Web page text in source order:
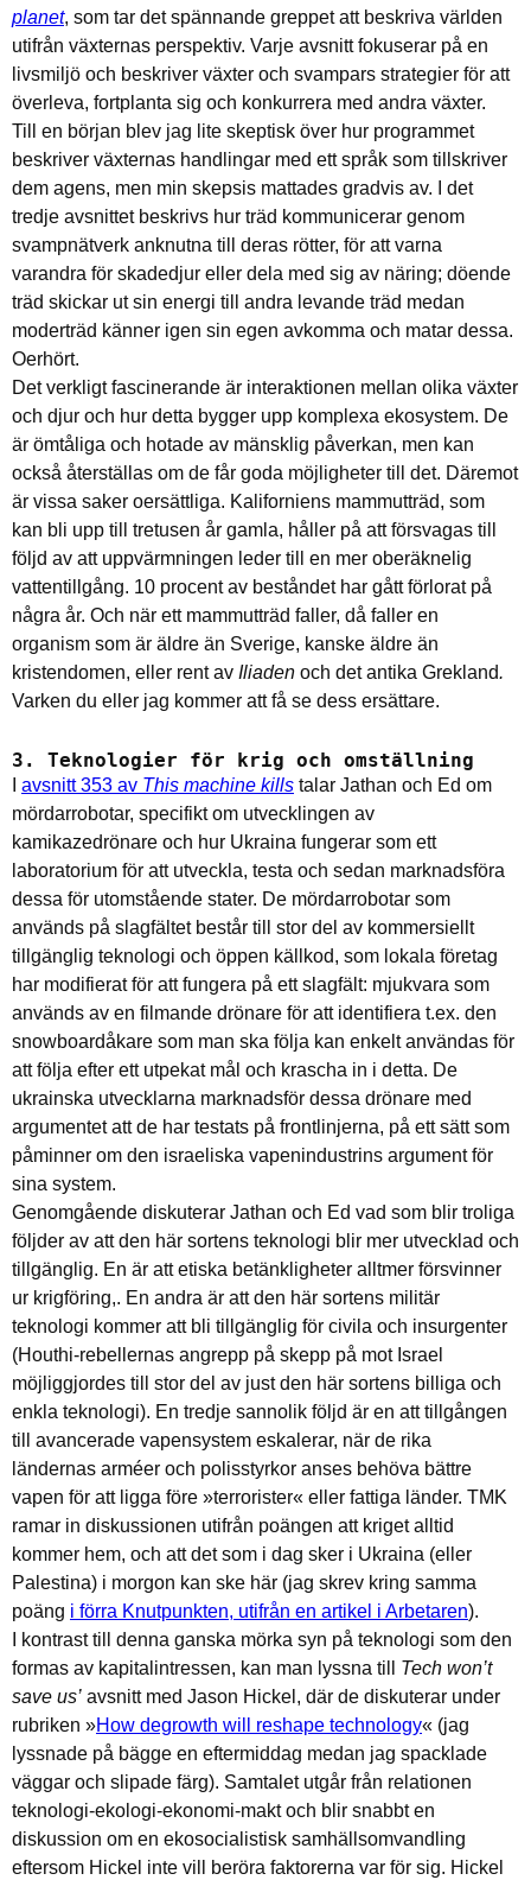
planet, som tar det spännande greppet att beskriva världen
utifrån växternas perspektiv. Varje avsnitt fokuserar på en
livsmiljö och beskriver växter och svampars strategier för att
överleva, fortplanta sig och konkurrera med andra växter.
Till en början blev jag lite skeptisk över hur programmet
beskriver växternas handlingar med ett språk som tillskriver
dem agens, men min skepsis mattades gradvis av. I det
tredje avsnittet beskrivs hur träd kommunicerar genom
svampnätverk anknutna till deras rötter, för att varna
varandra för skadedjur eller dela med sig av näring; döende
träd skickar ut sin energi till andra levande träd medan
moderträd känner igen sin egen avkomma och matar dessa.
Oerhört.
Det verkligt fascinerande är interaktionen mellan olika växter
och djur och hur detta bygger upp komplexa ekosystem. De
är ömtåliga och hotade av mänsklig påverkan, men kan
också återställas om de får goda möjligheter till det. Däremot
är vissa saker oersättliga. Kaliforniens mammutträd, som
kan bli upp till tretusen år gamla, håller på att försvagas till
följd av att uppvärmningen leder till en mer oberäknelig
vattentillgång. 10 procent av beståndet har gått förlorat på
några år. Och när ett mammutträd faller, då faller en
organism som är äldre än Sverige, kanske äldre än
kristendomen, eller rent av Iliaden och det antika Grekland.
Varken du eller jag kommer att få se dess ersättare.
3. Teknologier för krig och omställning
avsnitt 353 av This machine kills talar Jathan och Ed om
mördarrobotar, specifikt om utvecklingen av
kamikazedrönare och hur Ukraina fungerar som ett
laboratorium för att utveckla, testa och sedan marknadsföra
dessa för utomstående stater. De mördarrobotar som
används på slagfältet består till stor del av kommersiellt
tillgänglig teknologi och öppen källkod, som lokala företag
har modifierat för att fungera på ett slagfält: mjukvara som
används av en filmande drönare för att identifiera t.ex. den
snowboardåkare som man ska följa kan enkelt användas för
att följa efter ett utpekat mål och krascha in i detta. De
ukrainska utvecklarna marknadsför dessa drönare med
argumentet att de har testats på frontlinjerna, på ett sätt som
påminner om den israeliska vapenindustrins argument för
sina system.
Genomgående diskuterar Jathan och Ed vad som blir troliga
följder av att den här sortens teknologi blir mer utvecklad och
tillgänglig. En är att etiska betänkligheter alltmer försvinner
ur krigföring,. En andra är att den här sortens militär
teknologi kommer att bli tillgänglig för civila och insurgenter
(Houthi-rebellernas angrepp på skepp på mot Israel
möjliggjordes till stor del av just den här sortens billiga och
enkla teknologi). En tredje sannolik följd är en att tillgången
till avancerade vapensystem eskalerar, när de rika
ländernas arméer och polisstyrkor anses behöva bättre
vapen för att ligga före »terrorister« eller fattiga länder. TMK
ramar in diskussionen utifrån poängen att kriget alltid
kommer hem, och att det som i dag sker i Ukraina (eller
Palestina) i morgon kan ske här (jag skrev kring samma
poäng i förra Knutpunkten, utifrån en artikel i Arbetaren).
I kontrast till denna ganska mörka syn på teknologi som den
formas av kapitalintressen, kan man lyssna till Tech won’t
save us’ avsnitt med Jason Hickel, där de diskuterar under
rubriken »How degrowth will reshape technology« (jag
lyssnade på bägge en eftermiddag medan jag spacklade
väggar och slipade färg). Samtalet utgår från relationen
teknologi-ekologi-ekonomi-makt och blir snabbt en
diskussion om en ekosocialistisk samhällsomvandling
eftersom Hickel inte vill beröra faktorerna var för sig. Hickel